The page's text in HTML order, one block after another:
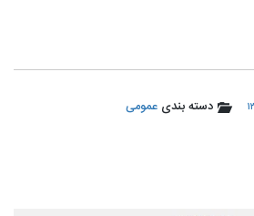
دسته بندی عمومی